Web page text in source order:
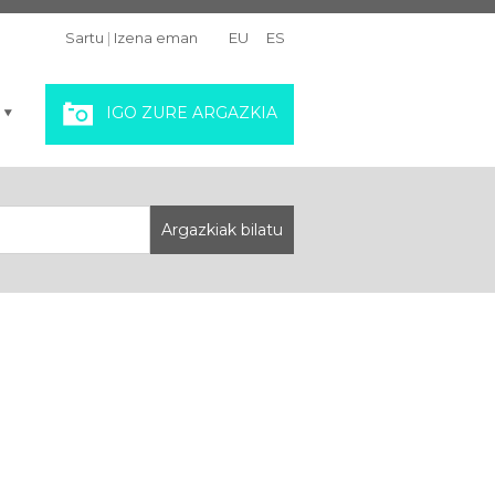
Sartu | Izena eman EU ES
IGO ZURE ARGAZKIA